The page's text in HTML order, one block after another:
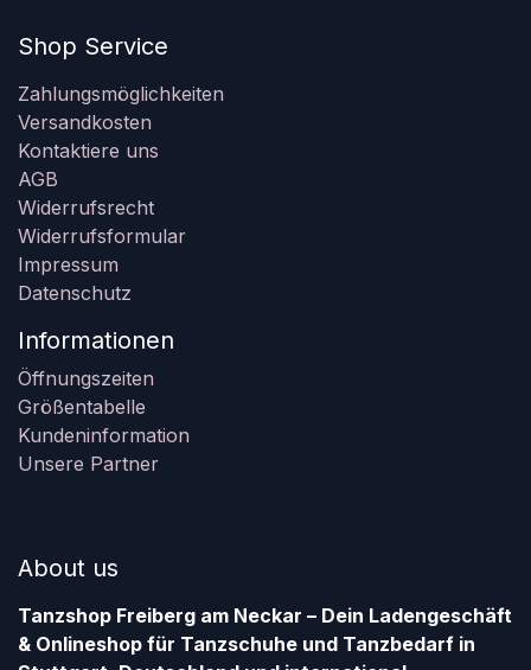
Shop Service
Zahlungsmöglichkeiten
Versandkosten
Kontaktiere uns
AGB
Widerrufsrecht
Widerrufsformular
Impressum
Datenschutz
Informationen
Öffnungszeiten
Größentabelle
Kundeninformation
Unsere Partner
About us
Tanzshop Freiberg am Neckar – Dein Ladengeschäft
& Onlineshop für Tanzschuhe und Tanzbedarf in